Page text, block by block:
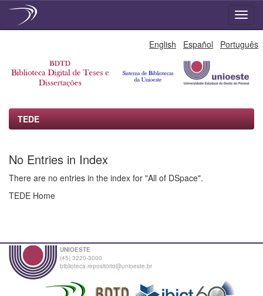
English Español Português
TEDE
No Entries in Index
There are no entries in the index for "All of DSpace".
TEDE Home
UNIOESTE
(45) 3220-3000
biblioteca.repositorio@unioeste.br